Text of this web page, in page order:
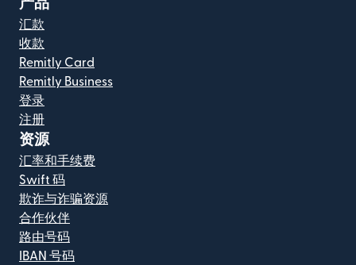
产品
汇款
收款
Remitly Card
Remitly Business
登录
注册
资源
汇率和手续费
Swift 码
欺诈与诈骗资源
合作伙伴
路由号码
IBAN 号码